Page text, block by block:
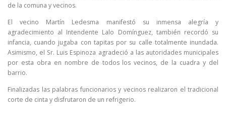
de la comuna y vecinos.
El vecino Martín Ledesma manifestó su inmensa alegría y
agradecimiento al Intendente Lalo Domínguez, también recordó su
infancia, cuando jugaba con tapitas por su calle totalmente inundada.
Asimismo, el Sr. Luis Espinoza agradeció a las autoridades municipales
por esta obra en nombre de todos los vecinos, de la cuadra y del
barrio.
Finalizadas las palabras funcionarios y vecinos realizaron el tradicional
corte de cinta y disfrutaron de un refrigerio.